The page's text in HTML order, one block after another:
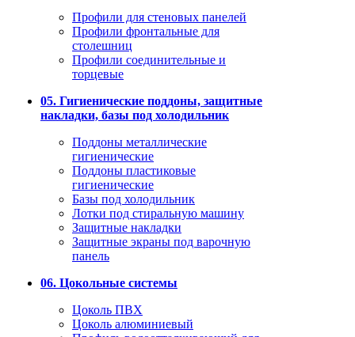
Профили для стеновых панелей
Профили фронтальные для
столешниц
Профили соединительные и
торцевые
05. Гигиенические поддоны, защитные
накладки, базы под холодильник
Поддоны металлические
гигиенические
Поддоны пластиковые
гигиенические
Базы под холодильник
Лотки под стиральную машину
Защитные накладки
Защитные экраны под варочную
панель
06. Цокольные системы
Цоколь ПВХ
Цоколь алюминиевый